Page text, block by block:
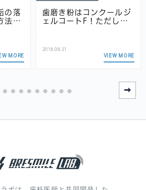
の落
法…
MORE
歯磨き粉はコンクールジ
ェルコートF！ただし…
2018.08.31
VIEW MORE